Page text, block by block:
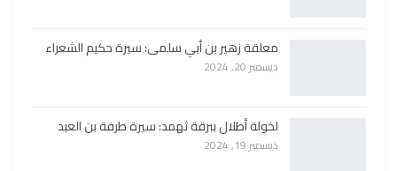
معلقة زهير بن أبي سلمى: سيرة حكيم الشعراء
ديسمبر 20, 2024
لخولة أطلال ببرقة ثهمد: سيرة طرفة بن العبد
ديسمبر 19, 2024